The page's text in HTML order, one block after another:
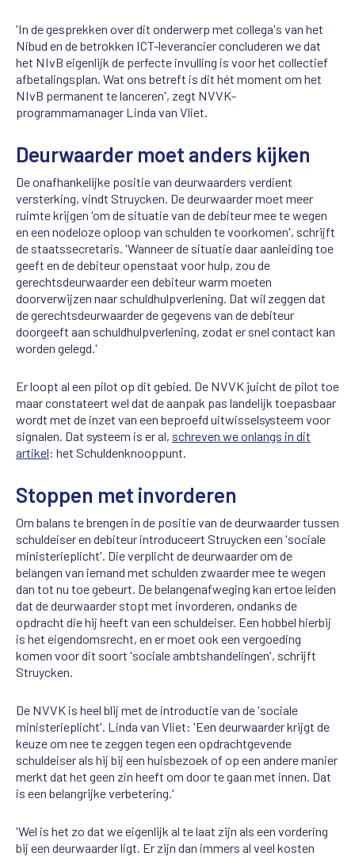
'In de gesprekken over dit onderwerp met collega's van het
Nibud en de betrokken ICT-leverancier concluderen we dat
het NIvB eigenlijk de perfecte invulling is voor het collectief
afbetalingsplan. Wat ons betreft is dit hét moment om het
NIvB permanent te lanceren', zegt NVVK-
programmamanager Linda van Vliet.
Deurwaarder moet anders kijken
De onafhankelijke positie van deurwaarders verdient
versterking, vindt Struycken. De deurwaarder moet meer
ruimte krijgen 'om de situatie van de debiteur mee te wegen
en een nodeloze oploop van schulden te voorkomen', schrijft
de staatssecretaris. 'Wanneer de situatie daar aanleiding toe
geeft en de debiteur openstaat voor hulp, zou de
gerechtsdeurwaarder een debiteur warm moeten
doorverwijzen naar schuldhulpverlening. Dat wil zeggen dat
de gerechtsdeurwaarder de gegevens van de debiteur
doorgeeft aan schuldhulpverlening, zodat er snel contact kan
worden gelegd.'
Er loopt al een pilot op dit gebied. De NVVK juicht de pilot toe
maar constateert wel dat de aanpak pas landelijk toepasbaar
wordt met de inzet van een beproefd uitwisselsysteem voor
signalen. Dat systeem is er al, schreven we onlangs in dit
artikel: het Schuldenknooppunt.
Stoppen met invorderen
Om balans te brengen in de positie van de deurwaarder tussen
schuldeiser en debiteur introduceert Struycken een 'sociale
ministerieplicht'. Die verplicht de deurwaarder om de
belangen van iemand met schulden zwaarder mee te wegen
dan tot nu toe gebeurt. De belangenafweging kan ertoe leiden
dat de deurwaarder stopt met invorderen, ondanks de
opdracht die hij heeft van een schuldeiser. Een hobbel hierbij
is het eigendomsrecht, en er moet ook een vergoeding
komen voor dit soort 'sociale ambtshandelingen', schrijft
Struycken.
De NVVK is heel blij met de introductie van de 'sociale
ministerieplicht'. Linda van Vliet: 'Een deurwaarder krijgt de
keuze om nee te zeggen tegen een opdrachtgevende
schuldeiser als hij bij een huisbezoek of op een andere manier
merkt dat het geen zin heeft om door te gaan met innen. Dat
is een belangrijke verbetering.'
'Wel is het zo dat we eigenlijk al te laat zijn als een vordering
bij een deurwaarder ligt. Er zijn dan immers al veel kosten